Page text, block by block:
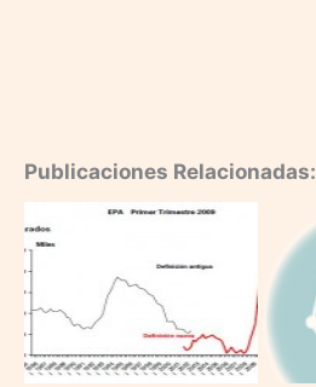
Publicaciones Relacionadas: